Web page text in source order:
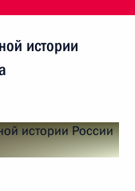
истории